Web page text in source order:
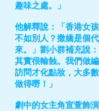
趣味之處。」
他解釋說：「香港女
不如別人？撒嬌是個
來。」劉小群補充說
其實很輸蝕。我們做
訪問才化點妝，大多
做得嘢！」
劇中的女主角宣萱飾